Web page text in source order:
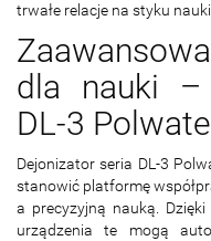
trwałe relacje na styku
dla nauki –
DL-3
Dejonizator seria DL-3
stanowić platformę
a precyzyjną nauką.
urządzenia te mogą